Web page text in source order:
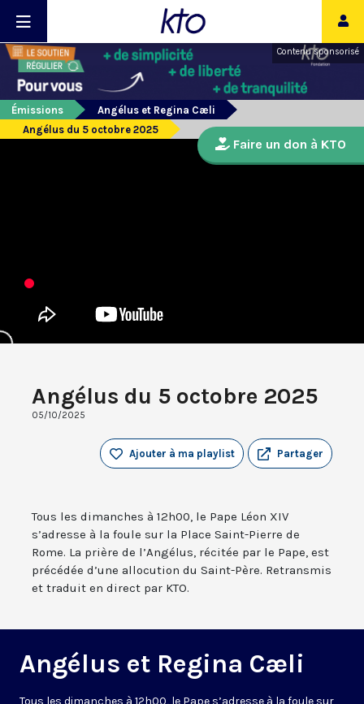
Contenu sponsorisé
Émissions
Angélus et Regina Cæli
Angélus du 5 octobre 2025
Angélus du 5 octobre 2025
05/10/2025
Partager
Ajouter à ma playlist
Tous les dimanches à 12h00, le Pape Léon XIV
s’adresse à la foule sur la Place Saint-Pierre de
Rome. La prière de l’Angélus, récitée par le Pape, est
précédée d’une allocution du Saint-Père. Retransmis
et traduit en direct par KTO.
Angélus et Regina Cæli
Tous les dimanches à 12h00, le Pape s’adresse à la foule sur
Faire un don à KTO